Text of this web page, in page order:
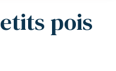
pois